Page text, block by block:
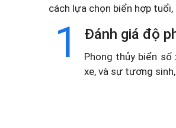
cách lựa chọn biển hợp
1 Đánh giá độ
Phong thủy biển
xe, và sự tương